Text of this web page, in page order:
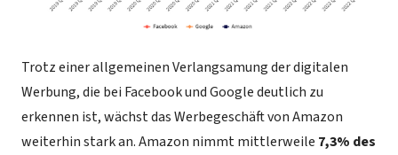
Trotz einer allgemeinen Verlangsamung der digitalen
Werbung, die bei Facebook und Google deutlich zu
erkennen ist, wächst das Werbegeschäft von Amazon
weiterhin stark an. Amazon nimmt mittlerweile 7,3% des